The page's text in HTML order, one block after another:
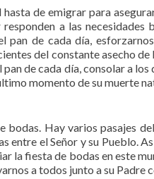
hasta de emigrar para
a las necesidades
pan de cada día,
del constante asecho
de cada día, consolar a
momento de su muerte
bodas. Hay varios pasajes
el Señor y su Pueblo.
la fiesta de bodas en este
a todos junto a su Padre